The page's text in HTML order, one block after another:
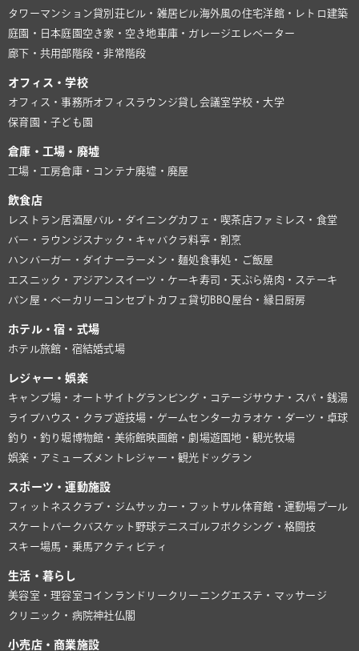
タワーマンション貸別荘ビル・雑居ビル海外風の住宅洋館・レトロ建築
庭園・日本庭園 空き家・空き地 車庫・ガレージ エレベーター
廊下・共用部 階段・非常階段
オフィス・学校
オフィス・事務所オフィスラウンジ貸し会議室学校・大学
保育園・子ども園
倉庫・工場・廃墟
工場・工房倉庫・コンテナ廃墟・廃屋
飲食店
レストラン居酒屋バル・ダイニングカフェ・喫茶店ファミレス・食堂
バー・ラウンジ スナック・キャバクラ料亭・割烹
ハンバーガー・ダイナーラーメン・麺処食事処・ご飯屋
エスニック・アジアン スイーツ・ケーキ寿司・天ぷら焼肉・ステーキ
パン屋・ベーカリー コンセプトカフェ貸切BBQ 屋台・縁日 厨房
ホテル・宿・式場
ホテル旅館・宿結婚式場
レジャー・娯楽
キャンプ場・オートサイト グランピング・コテージサウナ・スパ・銭湯
ライブハウス・クラブ遊技場・ゲームセンターカラオケ・ダーツ・卓球
釣り・釣り堀博物館・美術館映画館・劇場遊園地・観光牧場
娯楽・アミューズメント レジャー・観光 ドッグラン
スポーツ・運動施設
フィットネスクラブ・ジム サッカー・フットサル体育館・運動場プール
スケートパーク バスケット 野球テニス ゴルフ ボクシング・格闘技
スキー場馬・乗馬アクティビティ
生活・暮らし
美容室・理容室 コインランドリー クリーニングエステ・マッサージ
クリニック・病院神社仏閣
小売店・商業施設